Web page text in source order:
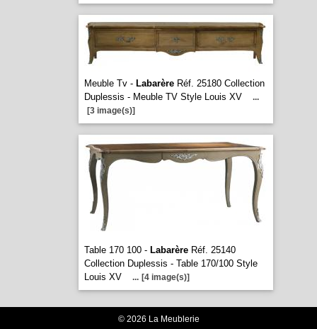
Meuble Tv - LabarèreRéf. 25180 Collection
Duplessis - Meuble TV Style Louis XV
...
[3 image(s)]
Table 170 100 - LabarèreRéf. 25140
Collection Duplessis - Table 170/100 Style
Louis XV
... [4 image(s)]
© 2026 La Meublerie